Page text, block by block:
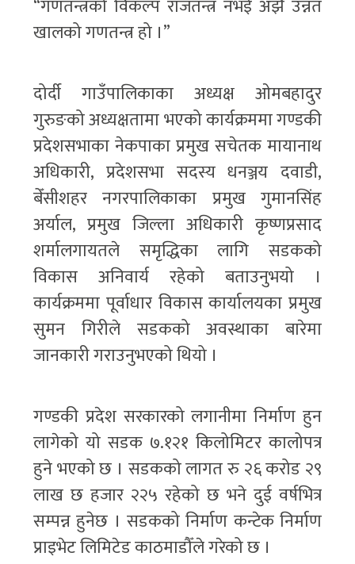
“गणतन्त्रको विकल्प राजतन्त्र नभई अझै उन्नत
खालको गणतन्त्र हो ।”
दोर्दी गाउँपालिकाका अध्यक्ष ओमबहादुर
गुरुङको अध्यक्षतामा भएको कार्यक्रममा गण्डकी
प्रदेशसभाका नेकपाका प्रमुख सचेतक मायानाथ
अधिकारी, प्रदेशसभा सदस्य धनञ्जय दवाडी,
बेँसीशहर नगरपालिकाका प्रमुख गुमानसिंह
अर्याल, प्रमुख जिल्ला अधिकारी कृष्णप्रसाद
शर्मालगायतले समृद्धिका लागि सडकको
विकास अनिवार्य रहेको बताउनुभयो ।
कार्यक्रममा पूर्वाधार विकास कार्यालयका प्रमुख
सुमन गिरीले सडकको अवस्थाका बारेमा
जानकारी गराउनुभएको थियो ।
गण्डकी प्रदेश सरकारको लगानीमा निर्माण हुन
लागेको यो सडक ७.१२१ किलोमिटर कालोपत्र
हुने भएको छ । सडकको लागत रु २६ करोड २९
लाख छ हजार २२५ रहेको छ भने दुई वर्षभित्र
सम्पन्न हुनेछ । सडकको निर्माण कन्टेक निर्माण
प्राइभेट लिमिटेड काठमाडौँले गरेको छ ।